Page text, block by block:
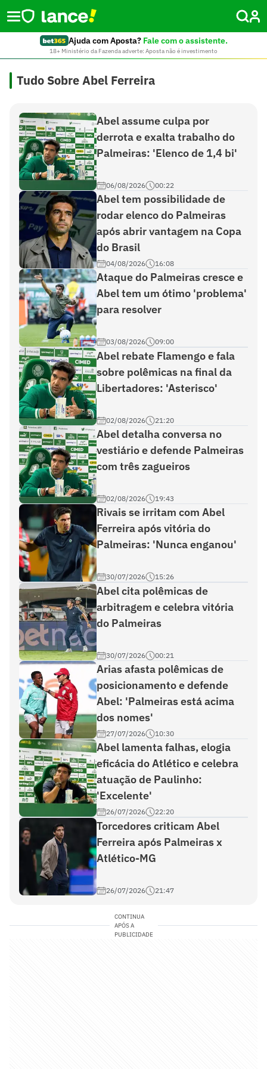
Ajuda com Aposta? Fale com o assistente.
18+ Ministério da Fazenda adverte: Aposta não é investimento
Tudo Sobre Abel Ferreira
Abel assume culpa por
derrota e exalta trabalho do
Palmeiras: 'Elenco de 1,4 bi'
06/08/2026 00:22
Abel tem possibilidade de
rodar elenco do Palmeiras
após abrir vantagem na Copa
do Brasil
04/08/2026 16:08
Ataque do Palmeiras cresce e
Abel tem um ótimo 'problema'
para resolver
03/08/2026 09:00
Abel rebate Flamengo e fala
sobre polêmicas na final da
Libertadores: 'Asterisco'
02/08/2026 21:20
Abel detalha conversa no
vestiário e defende Palmeiras
com três zagueiros
02/08/2026 19:43
Rivais se irritam com Abel
Ferreira após vitória do
Palmeiras: 'Nunca enganou'
30/07/2026 15:26
Abel cita polêmicas de
arbitragem e celebra vitória
do Palmeiras
30/07/2026 00:21
Arias afasta polêmicas de
posicionamento e defende
Abel: 'Palmeiras está acima
dos nomes'
27/07/2026 10:30
Abel lamenta falhas, elogia
eficácia do Atlético e celebra
atuação de Paulinho:
'Excelente'
26/07/2026 22:20
Torcedores criticam Abel
Ferreira após Palmeiras x
Atlético-MG
26/07/2026 21:47
CONTINUA
APÓS A
PUBLICIDADE